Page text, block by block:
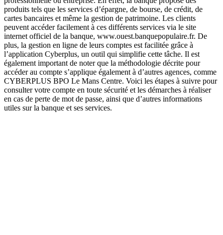
produits tels que les services d’épargne, de bourse, de crédit, de
cartes bancaires et même la gestion de patrimoine. Les clients
peuvent accéder facilement à ces différents services via le site
internet officiel de la banque, www.ouest.banquepopulaire.fr. De
plus, la gestion en ligne de leurs comptes est facilitée grâce à
l’application Cyberplus, un outil qui simplifie cette tâche. Il est
également important de noter que la méthodologie décrite pour
accéder au compte s’applique également à d’autres agences, comme
CYBERPLUS BPO Le Mans Centre. Voici les étapes à suivre pour
consulter votre compte en toute sécurité et les démarches à réaliser
en cas de perte de mot de passe, ainsi que d’autres informations
utiles sur la banque et ses services.